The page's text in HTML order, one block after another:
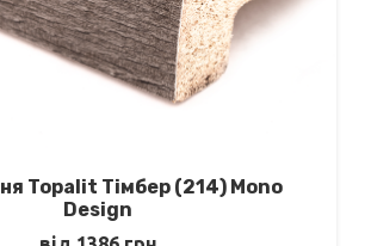
Topalit Тімбер (214) Mono
Design